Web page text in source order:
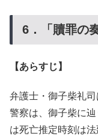
6．「贖罪の
【あらすじ】
弁護士・御子柴礼司
警察は、御子柴に
は死亡推定時刻は